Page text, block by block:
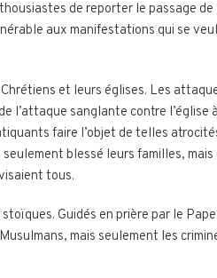
de reporter le passage de
aux manifestations qui se
et leurs églises. Les
sanglante contre l’église
faire l’objet de telles
blessé leurs familles,
tous.
Guidés en prière par le
mais seulement les